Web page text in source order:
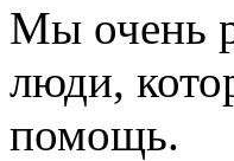
Мы очень
люди,
помощь.